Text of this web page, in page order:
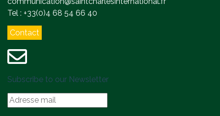
Tel : +33(0)4 68 54 66 40
Contact
Subscribe to our Newsletter